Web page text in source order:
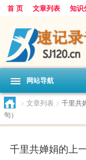
首 页 文章列表 知识
网站导航
> 文章列表 > 千里共
句）
千里共婵娟的上